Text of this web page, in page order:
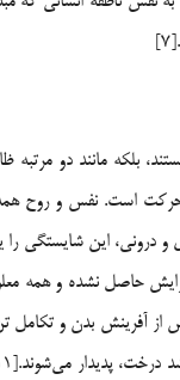
حركت است. نفس و روح
حاصل نشده و همه
آفرينش روح پس از آفرينش